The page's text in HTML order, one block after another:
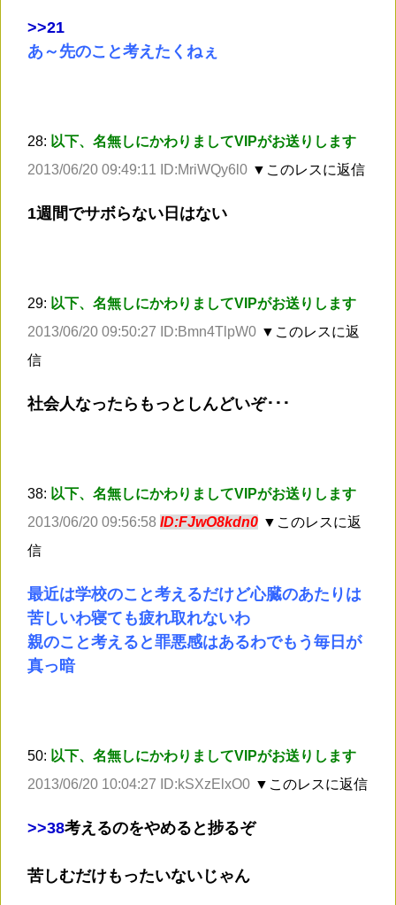
>>21
あ～先のこと考えたくねぇ
28: 以下、名無しにかわりましてVIPがお送りします
2013/06/20 09:49:11 ID:MriWQy6l0 ▼このレスに返信
1週間でサボらない日はない
29: 以下、名無しにかわりましてVIPがお送りします
2013/06/20 09:50:27 ID:Bmn4TlpW0 ▼このレスに返
信
社会人なったらもっとしんどいぞ･･･
38: 以下、名無しにかわりましてVIPがお送りします
2013/06/20 09:56:58 ID:FJwO8kdn0 ▼このレスに返
信
最近は学校のこと考えるだけど心臓のあたりは
苦しいわ寝ても疲れ取れないわ
親のこと考えると罪悪感はあるわでもう毎日が
真っ暗
50: 以下、名無しにかわりましてVIPがお送りします
2013/06/20 10:04:27 ID:kSXzElxO0 ▼このレスに返信
>>38考えるのをやめると捗るぞ
苦しむだけもったいないじゃん